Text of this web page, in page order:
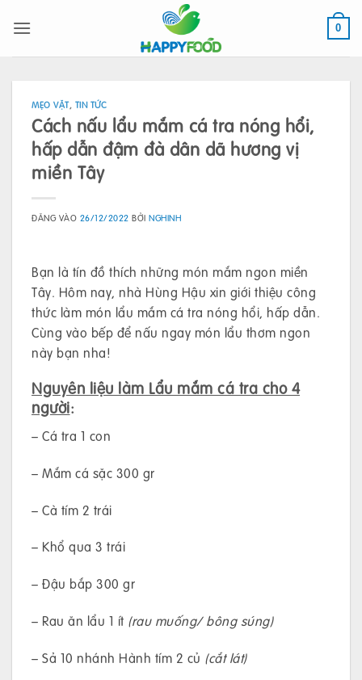
qua
0
MẸO VẶT, TIN TỨC
Cách nấu lẩu mắm cá tra nóng hổi,
hấp dẫn đậm đà dân dã hương vị
miền Tây
ĐĂNG VÀO 26/12/2022 BỞINGHINH
Bạn là tín đồ thích những món mắm ngon miền
Tây. Hôm nay, nhà Hùng Hậu xin giới thiệu công
thức làm món lẩu mắm cá tra nóng hổi, hấp dẫn.
Cùng vào bếp để nấu ngay món lẩu thơm ngon
này bạn nha!
Nguyên liệu làm Lẩu mắm cá tra cho 4
người:
– Cá tra 1 con
– Mắm cá sặc 300 gr
– Cà tím 2 trái
– Khổ qua 3 trái
– Đậu bắp 300 gr
– Rau ăn lẩu 1 ít (rau muống/ bông súng)
– Sả 10 nhánh Hành tím 2 củ (cắt lát)